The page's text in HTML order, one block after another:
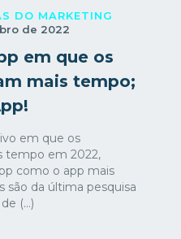
DO MARKETING
de 2022
em que os
mais tempo;
em que os
tempo em 2022,
como o app mais
são da última pesquisa
(...)